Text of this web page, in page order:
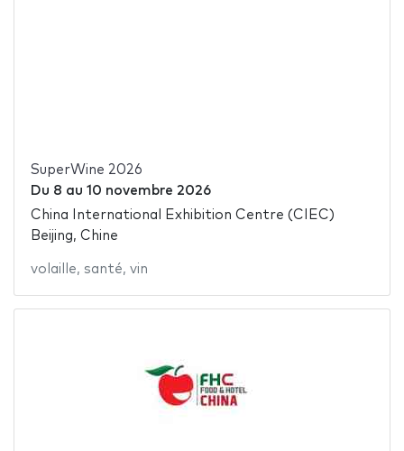
SuperWine 2026
Du 8 au 10 novembre 2026
China International Exhibition Centre (CIEC)
Beijing, Chine
volaille, santé, vin